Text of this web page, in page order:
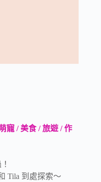
寵 / 美食 / 旅遊 / 作
Tila 到處探索～